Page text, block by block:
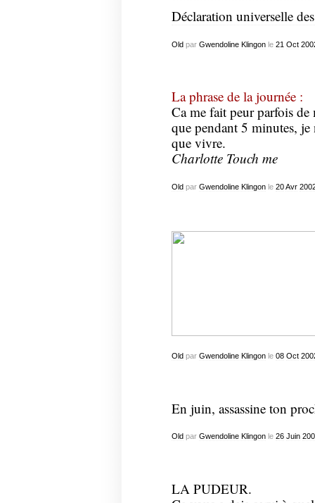
Déclaration universelle
Oldpar Gwendoline Klingonle 21 Oct
La phrase de la journée :
Ca me fait peur parfois de
que pendant 5 minutes, je
que vivre.
Charlotte Touch me
Oldpar Gwendoline Klingonle 20 Avr
Old par Gwendoline Klingonle 08 Oct
En juin, assassine ton
Old par Gwendoline Klingonle 26 Juin
LA PUDEUR.